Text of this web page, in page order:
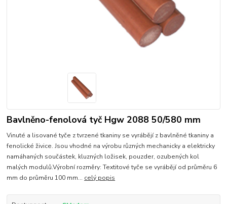
Bavlněno-fenolová tyč Hgw 2088 50/580 mm
Vinuté a lisované tyče z tvrzené tkaniny se vyrábějí z bavlněné tkaniny a
fenolické živice. Jsou vhodné na výrobu různých mechanicky a elektricky
namáhaných součástek, kluzných ložisek, pouzder, ozubených kol
malých modulů.Výrobní rozměry: Textitové tyče se vyrábějí od průměru 6
mm do průměru 100 mm... celý popis